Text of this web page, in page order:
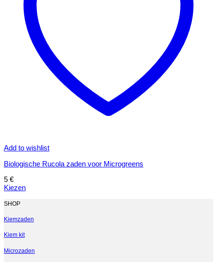
Add to wishlist
Biologische Rucola zaden voor Microgreens
5 €
Kiezen
product
meerdere
Deze
kan
SHOP
Kiemzaden
Kiem kit
Microzaden